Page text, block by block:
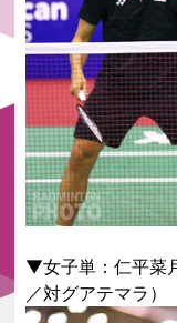
▼女子単：仁平菜
／対グアテマラ）